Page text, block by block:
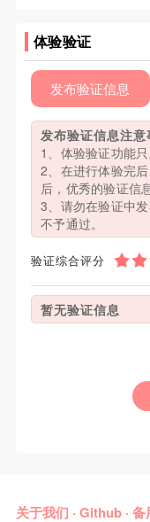
体验验证
发布验证信息
发布验证信息注意
1、体验验证功能
2、在进行体验完
后，优秀的验证信
3、请勿在验证中
不予通过。
验证综合评分
暂无验证信息
关于我们 · Github· 备